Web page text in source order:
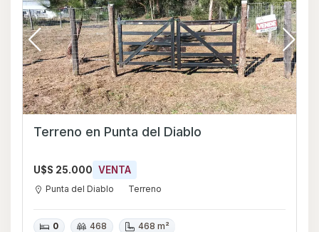
Terreno en Punta del Diablo
U$S 25.000 VENTA
Punta del Diablo Terreno
0 468 468 m²